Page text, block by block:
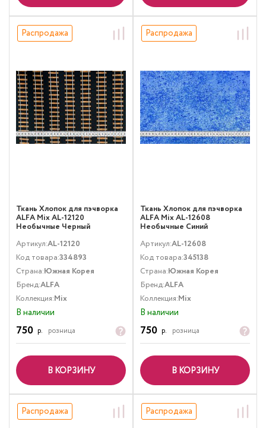
Распродажа
Ткань Хлопок для пэчворка
ALFA Mix AL-12120
Необычные Черный
Артикул:AL-12120
Код товара:334893
Страна:Южная Корея
Бренд:ALFA
Коллекция:Mix
В наличии
750 р. розница
В КОРЗИНУ
Распродажа
Ткань Хлопок для пэчворка
ALFA Mix AL-12608
Необычные Синий
Артикул:AL-12608
Код товара:345138
Страна:Южная Корея
Бренд:ALFA
Коллекция:Mix
В наличии
750 р. розница
В КОРЗИНУ
Распродажа Распродажа